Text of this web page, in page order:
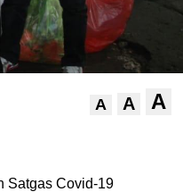
A A A
Satgas Covid-19